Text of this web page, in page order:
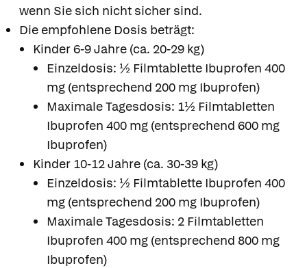
wenn Sie sich nicht sicher sind.
Die empfohlene Dosis beträgt:
Kinder 6-9 Jahre (ca. 20-29 kg)
Einzeldosis: ½ Filmtablette Ibuprofen 400
mg (entsprechend 200 mg Ibuprofen)
Maximale Tagesdosis: 1½ Filmtabletten
Ibuprofen 400 mg (entsprechend 600 mg
Ibuprofen)
Kinder 10-12 Jahre (ca. 30-39 kg)
Einzeldosis: ½ Filmtablette Ibuprofen 400
mg (entsprechend 200 mg Ibuprofen)
Maximale Tagesdosis: 2 Filmtabletten
Ibuprofen 400 mg (entsprechend 800 mg
Ibuprofen)